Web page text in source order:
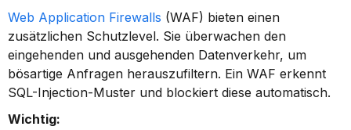
Web Application Firewalls (WAF) bieten einen
zusätzlichen Schutzlevel. Sie überwachen den
eingehenden und ausgehenden Datenverkehr, um
bösartige Anfragen herauszufiltern. Ein WAF erkennt
SQL-Injection-Muster und blockiert diese automatisch.
Wichtig: